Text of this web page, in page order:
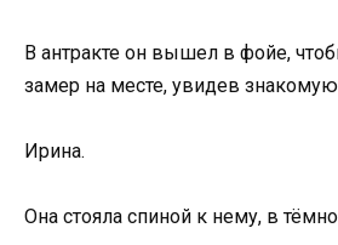
В антракте он вышел в фойе,
замер на месте, увидев
Ирина.
Она стояла спиной к нему, в